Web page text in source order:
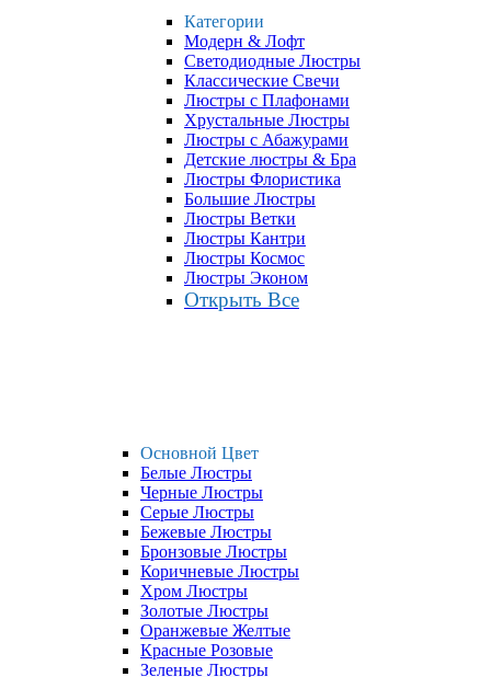
Категории
Модерн & Лофт
Светодиодные Люстры
Классические Свечи
Люстры с Плафонами
Хрустальные Люстры
Люстры с Абажурами
Детские люстры & Бра
Люстры Флористика
Большие Люстры
Люстры Ветки
Люстры Кантри
Люстры Космос
Люстры Эконом
Открыть Все
Основной Цвет
Белые Люстры
Черные Люстры
Серые Люстры
Бежевые Люстры
Бронзовые Люстры
Коричневые Люстры
Хром Люстры
Золотые Люстры
Оранжевые Желтые
Красные Розовые
Зеленые Люстры